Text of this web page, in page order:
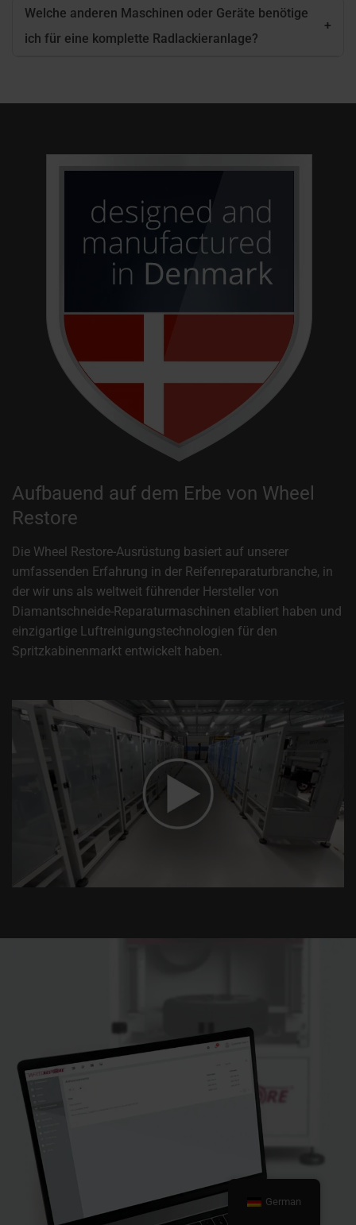
Welche anderen Maschinen oder Geräte benötige
ich für eine komplette Radlackieranlage?
+
Aufbauend auf dem Erbe von Wheel
Restore
Die Wheel Restore-Ausrüstung basiert auf unserer
umfassenden Erfahrung in der Reifenreparaturbranche, in
der wir uns als weltweit führender Hersteller von
Diamantschneide-Reparaturmaschinen etabliert haben und
einzigartige Luftreinigungstechnologien für den
Spritzkabinenmarkt entwickelt haben.
German